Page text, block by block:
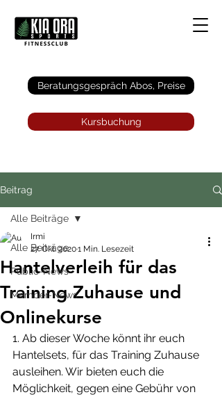
Beratungsgespräch Abos, Preise
Kursbuchung
Beitrag
Alle Beiträge
Public-News
Member-News
Alle Beiträge
Hantelverleih für das
Training Zuhause und
Onlinekurse
Irmi
27. Okt. 20201 Min. Lesezeit
1. Ab dieser Woche könnt ihr euch
Hantelsets, für das Training Zuhause
ausleihen. Wir bieten euch die
Möglichkeit, gegen eine Gebühr von